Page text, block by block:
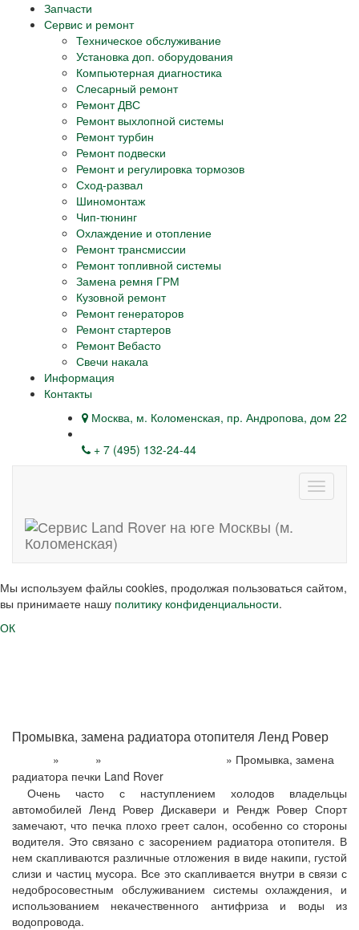
Запчасти
Сервис и ремонт
Техническое обслуживание
Установка доп. оборудования
Компьютерная диагностика
Слесарный ремонт
Ремонт ДВС
Ремонт выхлопной системы
Ремонт турбин
Ремонт подвески
Ремонт и регулировка тормозов
Сход-развал
Шиномонтаж
Чип-тюнинг
Охлаждение и отопление
Ремонт трансмиссии
Ремонт топливной системы
Замена ремня ГРМ
Кузовной ремонт
Ремонт генераторов
Ремонт стартеров
Ремонт Вебасто
Свечи накала
Информация
Контакты
Москва, м. Коломенская, пр. Андропова, дом 22
+ 7 (495) 132-24-44
Мы используем файлы cookies, продолжая пользоваться сайтом,
вы принимаете нашу политику конфиденциальности.
ОК
Промывка, замена радиатора отопителя Ленд Ровер
» » » Промывка, замена
радиатора печки Land Rover
Очень часто с наступлением холодов владельцы
автомобилей Ленд Ровер Дискавери и Рендж Ровер Спорт
замечают, что печка плохо греет салон, особенно со стороны
водителя. Это связано с засорением радиатора отопителя. В
нем скапливаются различные отложения в виде накипи, густой
слизи и частиц мусора. Все это скапливается внутри в связи с
недобросовестным обслуживанием системы охлаждения, и
использованием некачественного антифриза и воды из
водопровода.